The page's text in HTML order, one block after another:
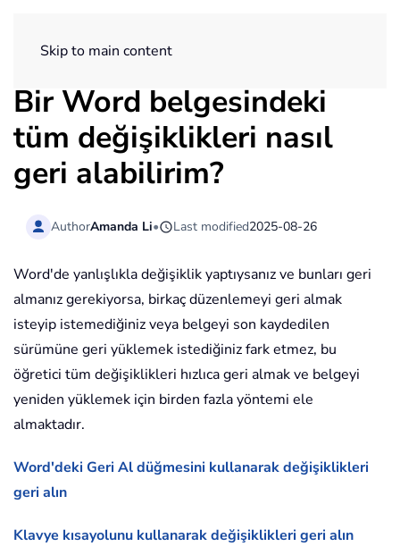
Skip to main content
Bir Word belgesindeki
tüm değişiklikleri nasıl
geri alabilirim?
AuthorAmanda Li• Last modified2025-08-26
Word'de yanlışlıkla değişiklik yaptıysanız ve bunları geri
almanız gerekiyorsa, birkaç düzenlemeyi geri almak
isteyip istemediğiniz veya belgeyi son kaydedilen
sürümüne geri yüklemek istediğiniz fark etmez, bu
öğretici tüm değişiklikleri hızlıca geri almak ve belgeyi
yeniden yüklemek için birden fazla yöntemi ele
almaktadır.
Word'deki Geri Al düğmesini kullanarak değişiklikleri
geri alın
Klavye kısayolunu kullanarak değişiklikleri geri alın